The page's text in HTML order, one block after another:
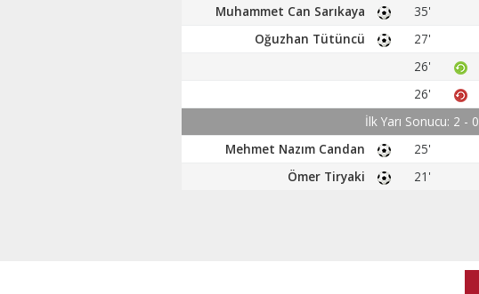
Muhammet Can Sarıkaya
35'
Oğuzhan Tütüncü
27'
26'
26'
İlk Yarı Sonucu: 2 - 0
Mehmet Nazım Candan
25'
Ömer Tiryaki
21'